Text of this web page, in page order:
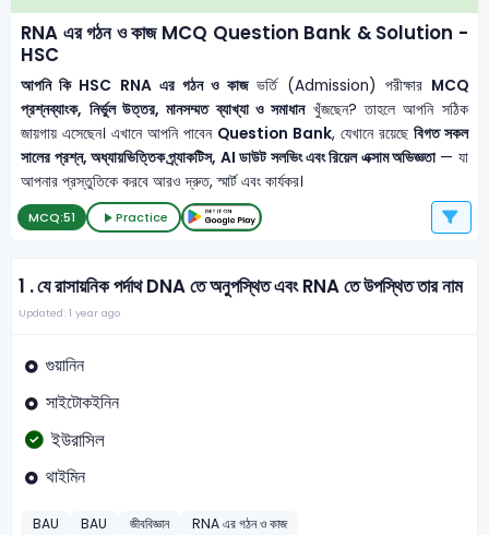
RNA এর গঠন ও কাজ MCQ Question Bank & Solution -
HSC
আপনি কি HSC RNA এর গঠন ও কাজভর্তি (Admission) পরীক্ষার MCQ
প্রশ্নব্যাংক, নির্ভুল উত্তর, মানসম্মত ব্যাখ্যা ও সমাধানখুঁজছেন? তাহলে আপনি সঠিক
জায়গায় এসেছেন। এখানে আপনি পাবেন Question Bank, যেখানে রয়েছে বিগত সকল
সালের প্রশ্ন, অধ্যায়ভিত্তিক প্র্যাকটিস, AI ডাউট সলভিং এবং রিয়েল এক্সাম অভিজ্ঞতা— যা
আপনার প্রস্তুতিকে করবে আরও দ্রুত, স্মার্ট এবং কার্যকর।
MCQ:51 Practice
1 .যে রাসায়নিক পর্দাথ DNA তে অনুপস্থিত এবং RNA তে উপস্থিত তার নাম
Updated: 1 year ago
গুয়ানিন
সাইটোকইনিন
ইউরাসিল
থাইমিন
BAU BAU জীববিজ্ঞান RNA এর গঠন ও কাজ